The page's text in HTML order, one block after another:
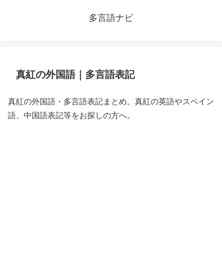
多言語ナビ
真紅の外国語｜多言語表記
真紅の外国語・多言語表記まとめ。真紅の英語やスペイン
語、中国語表記等をお探しの方へ。